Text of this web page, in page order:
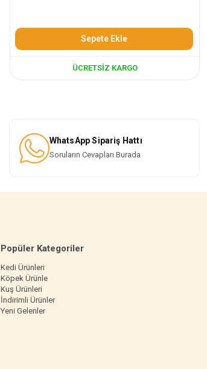
Sepete Ekle
ÜCRETSIZ KARGO
WhatsApp Sipariş Hattı
Soruların Cevapları Burada
Popüler Kategoriler
Kedi Ürünleri
Köpek Ürünle
Kuş Ürünleri
İndirimli Ürünler
Yeni Gelenler